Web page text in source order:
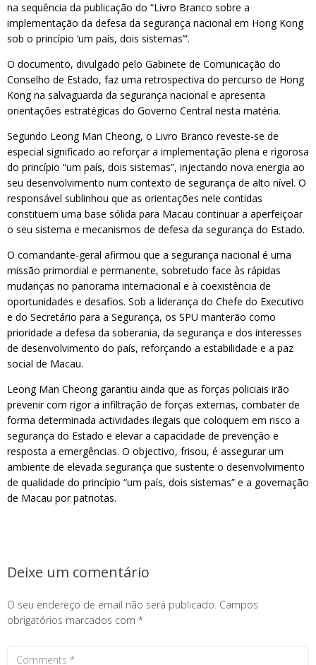
na sequência da publicação do “Livro Branco sobre a
implementação da defesa da segurança nacional em Hong Kong
sob o princípio ‘um país, dois sistemas’”.
O documento, divulgado pelo Gabinete de Comunicação do
Conselho de Estado, faz uma retrospectiva do percurso de Hong
Kong na salvaguarda da segurança nacional e apresenta
orientações estratégicas do Governo Central nesta matéria.
Segundo Leong Man Cheong, o Livro Branco reveste-se de
especial significado ao reforçar a implementação plena e rigorosa
do princípio “um país, dois sistemas”, injectando nova energia ao
seu desenvolvimento num contexto de segurança de alto nível. O
responsável sublinhou que as orientações nele contidas
constituem uma base sólida para Macau continuar a aperfeiçoar
o seu sistema e mecanismos de defesa da segurança do Estado.
O comandante-geral afirmou que a segurança nacional é uma
missão primordial e permanente, sobretudo face às rápidas
mudanças no panorama internacional e à coexistência de
oportunidades e desafios. Sob a liderança do Chefe do Executivo
e do Secretário para a Segurança, os SPU manterão como
prioridade a defesa da soberania, da segurança e dos interesses
de desenvolvimento do país, reforçando a estabilidade e a paz
social de Macau.
Leong Man Cheong garantiu ainda que as forças policiais irão
prevenir com rigor a infiltração de forças externas, combater de
forma determinada actividades ilegais que coloquem em risco a
segurança do Estado e elevar a capacidade de prevenção e
resposta a emergências. O objectivo, frisou, é assegurar um
ambiente de elevada segurança que sustente o desenvolvimento
de qualidade do princípio “um país, dois sistemas” e a governação
de Macau por patriotas.
Deixe um comentário
O seu endereço de email não será publicado. Campos
obrigatórios marcados com *